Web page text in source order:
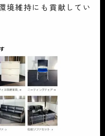
境維持にも貢献してい